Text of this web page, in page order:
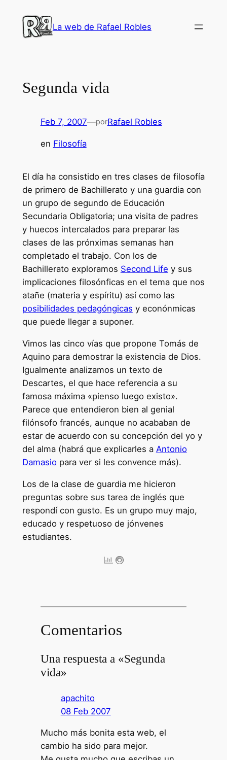
contenido
La web de Rafael Robles
Segunda vida
Feb 7, 2007—porRafael Robles
en Filosofía
El día ha consistido en tres clases de filosofía
de primero de Bachillerato y una guardia con
un grupo de segundo de Educación
Secundaria Obligatoria; una visita de padres
y huecos intercalados para preparar las
clases de las prónximas semanas han
completado el trabajo. Con los de
Bachillerato exploramos Second Life y sus
implicaciones filosónficas en el tema que nos
atañe (materia y espíritu) así como las
posibilidades pedagóngicas y econónmicas
que puede llegar a suponer.
Vimos las cinco vías que propone Tomás de
Aquino para demostrar la existencia de Dios.
Igualmente analizamos un texto de
Descartes, el que hace referencia a su
famosa máxima «pienso luego existo».
Parece que entendieron bien al genial
filónsofo francés, aunque no acababan de
estar de acuerdo con su concepción del yo y
del alma (habrá que explicarles a Antonio
Damasiopara ver si les convence más).
Los de la clase de guardia me hicieron
preguntas sobre sus tarea de inglés que
respondí con gusto. Es un grupo muy majo,
educado y respetuoso de jónvenes
estudiantes.
Comentarios
Una respuesta a «Segunda
vida»
apachito
08 Feb 2007
Mucho más bonita esta web, el
cambio ha sido para mejor.